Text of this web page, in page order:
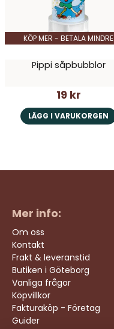
KÖP MER - BETALA MINDRE
Pippi såpbubblor
19 kr
LÄGG I VARUKORGEN
Mer info:
Om oss
Kontakt
Frakt & leveranstid
Butiken i Göteborg
Vanliga frågor
Köpvillkor
Fakturaköp - Företag
Guider